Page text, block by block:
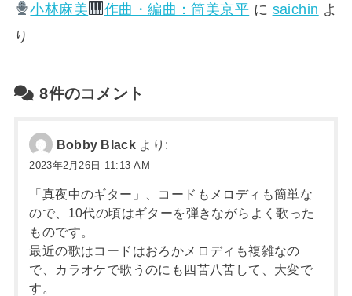
小林麻美
作曲・編曲：筒美京平 に saichin よ
り
8件のコメント
Bobby Black より:
2023年2月26日 11:13 AM
「真夜中のギター」、コードもメロディも簡単な
ので、10代の頃はギターを弾きながらよく歌った
ものです。
最近の歌はコードはおろかメロディも複雑なの
で、カラオケで歌うのにも四苦八苦して、大変で
す。